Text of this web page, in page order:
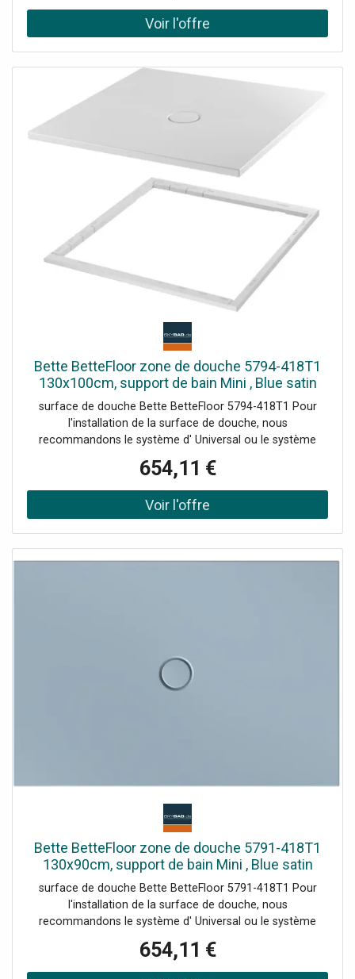
Bette BetteFloor zone de douche 5794-418T1
130x100cm, support de bain Mini , Blue satin
surface de douche Bette BetteFloor 5794-418T1 Pour
l'installation de la surface de douche, nous
recommandons le système d' Universal ou le système
alternativement le système de pied Plage de réglage 80-
200 mm avec tapis anti-drones insonorisants
654,11 €
Bette BetteFloor zone de douche 5791-418T1
130x90cm, support de bain Mini , Blue satin
surface de douche Bette BetteFloor 5791-418T1 Pour
l'installation de la surface de douche, nous
recommandons le système d' Universal ou le système
alternativement le système de pied Plage de réglage 80-
200 mm avec tapis anti-drones insonorisants
654,11 €